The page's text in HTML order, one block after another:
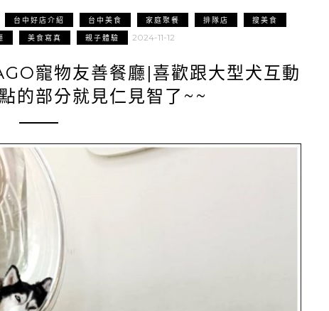
台中好店介紹 台中美食 家庭聚餐 排隊店 搜美食
美食寫真 親子體驗 2024-11-12
寵物友善餐廳|喜歡跟大型犬互動
的部分就見仁見智了~~